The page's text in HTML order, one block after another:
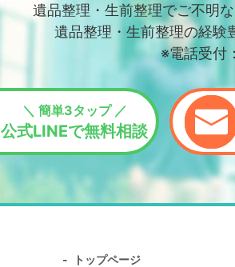
遺品整理・生前整理でご不明
遺品整理・生前整理の経験
※電話受付
＼ 簡単3タップ ／
公式LINEで無料相談
トップページ